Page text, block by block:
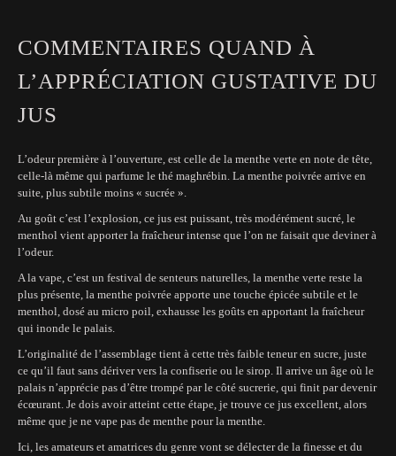
COMMENTAIRES QUAND À
L’APPRÉCIATION GUSTATIVE DU
JUS
L’odeur première à l’ouverture, est celle de la menthe verte en note de tête,
celle-là même qui parfume le thé maghrébin. La menthe poivrée arrive en
suite, plus subtile moins « sucrée ».
Au goût c’est l’explosion, ce jus est puissant, très modérément sucré, le
menthol vient apporter la fraîcheur intense que l’on ne faisait que deviner à
l’odeur.
A la vape, c’est un festival de senteurs naturelles, la menthe verte reste la
plus présente, la menthe poivrée apporte une touche épicée subtile et le
menthol, dosé au micro poil, exhausse les goûts en apportant la fraîcheur
qui inonde le palais.
L’originalité de l’assemblage tient à cette très faible teneur en sucre, juste
ce qu’il faut sans dériver vers la confiserie ou le sirop. Il arrive un âge où le
palais n’apprécie pas d’être trompé par le côté sucrerie, qui finit par devenir
écœurant. Je dois avoir atteint cette étape, je trouve ce jus excellent, alors
même que je ne vape pas de menthe pour la menthe.
Ici, les amateurs et amatrices du genre vont se délecter de la finesse et du